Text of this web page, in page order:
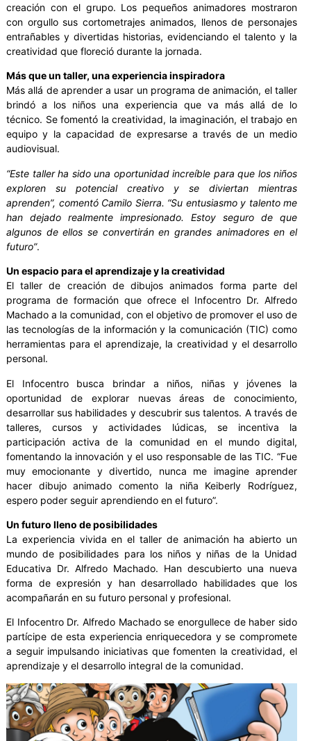
creación con el grupo. Los pequeños animadores mostraron
con orgullo sus cortometrajes animados, llenos de personajes
entrañables y divertidas historias, evidenciando el talento y la
creatividad que floreció durante la jornada.
Más que un taller, una experiencia inspiradora
Más allá de aprender a usar un programa de animación, el taller
brindó a los niños una experiencia que va más allá de lo
técnico. Se fomentó la creatividad, la imaginación, el trabajo en
equipo y la capacidad de expresarse a través de un medio
audiovisual.
“Este taller ha sido una oportunidad increíble para que los niños
exploren su potencial creativo y se diviertan mientras
aprenden”, comentó Camilo Sierra. “Su entusiasmo y talento me
han dejado realmente impresionado. Estoy seguro de que
algunos de ellos se convertirán en grandes animadores en el
futuro”.
Un espacio para el aprendizaje y la creatividad
El taller de creación de dibujos animados forma parte del
programa de formación que ofrece el Infocentro Dr. Alfredo
Machado a la comunidad, con el objetivo de promover el uso de
las tecnologías de la información y la comunicación (TIC) como
herramientas para el aprendizaje, la creatividad y el desarrollo
personal.
El Infocentro busca brindar a niños, niñas y jóvenes la
oportunidad de explorar nuevas áreas de conocimiento,
desarrollar sus habilidades y descubrir sus talentos. A través de
talleres, cursos y actividades lúdicas, se incentiva la
participación activa de la comunidad en el mundo digital,
fomentando la innovación y el uso responsable de las TIC. “Fue
muy emocionante y divertido, nunca me imagine aprender
hacer dibujo animado comento la niña Keiberly Rodríguez,
espero poder seguir aprendiendo en el futuro”.
Un futuro lleno de posibilidades
La experiencia vivida en el taller de animación ha abierto un
mundo de posibilidades para los niños y niñas de la Unidad
Educativa Dr. Alfredo Machado. Han descubierto una nueva
forma de expresión y han desarrollado habilidades que los
acompañarán en su futuro personal y profesional.
El Infocentro Dr. Alfredo Machado se enorgullece de haber sido
partícipe de esta experiencia enriquecedora y se compromete
a seguir impulsando iniciativas que fomenten la creatividad, el
aprendizaje y el desarrollo integral de la comunidad.